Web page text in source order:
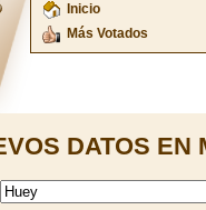
Inicio
Más Votados
DATOS EN